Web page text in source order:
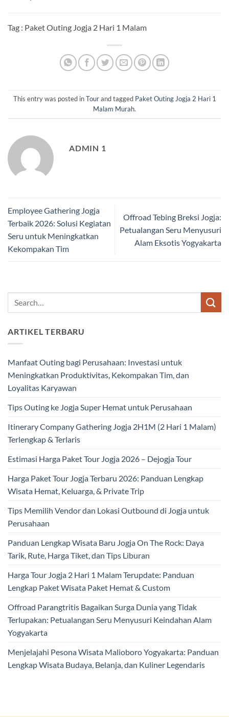
Tag : Paket Outing Jogja 2 Hari 1 Malam
This entry was posted inTourand tagged Paket Outing Jogja 2 Hari 1
Malam Murah.
ADMIN 1
Employee Gathering Jogja
Terbaik 2026: Solusi Kegiatan
Seru untuk Meningkatkan
Kekompakan Tim
Offroad Tebing Breksi Jogja:
Petualangan Seru Menyusuri
Alam Eksotis Yogyakarta
ARTIKEL TERBARU
Manfaat Outing bagi Perusahaan: Investasi untuk
Meningkatkan Produktivitas, Kekompakan Tim, dan
Loyalitas Karyawan
Tips Outing ke Jogja Super Hemat untuk Perusahaan
Itinerary Company Gathering Jogja 2H1M (2 Hari 1 Malam)
Terlengkap & Terlaris
Estimasi Harga Paket Tour Jogja 2026 – Dejogja Tour
Harga Paket Tour Jogja Terbaru 2026: Panduan Lengkap
Wisata Hemat, Keluarga, & Private Trip
Tips Memilih Vendor dan Lokasi Outbound di Jogja untuk
Perusahaan
Panduan Lengkap Wisata Baru Jogja On The Rock: Daya
Tarik, Rute, Harga Tiket, dan Tips Liburan
Harga Tour Jogja 2 Hari 1 Malam Terupdate: Panduan
Lengkap Paket Wisata Paket Hemat & Custom
Offroad Parangtritis Bagaikan Surga Dunia yang Tidak
Terlupakan: Petualangan Seru Menyusuri Keindahan Alam
Yogyakarta
Menjelajahi Pesona Wisata Malioboro Yogyakarta: Panduan
Lengkap Wisata Budaya, Belanja, dan Kuliner Legendaris